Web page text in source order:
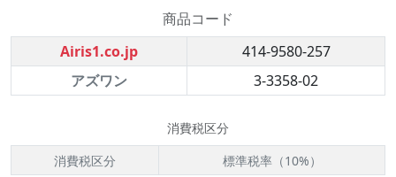
商品コード
Airis1.co.jp
414-9580-257
アズワン
3-3358-02
消費税区分
消費税区分
標準税率（10%）